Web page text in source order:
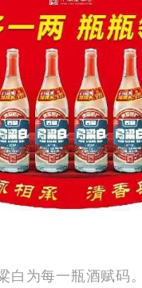
白为每一瓶酒赋码